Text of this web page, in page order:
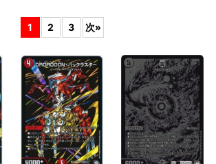
絞り込む
1 2 3 次»